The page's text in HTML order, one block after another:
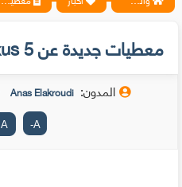
معطيات جديدة عن Nexus 5 من جوجل
المدون: Anas Elakroudi
A
-
A